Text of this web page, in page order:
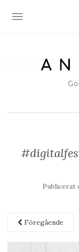
SLÅ PÅ/AV
Publicerat
Föregående